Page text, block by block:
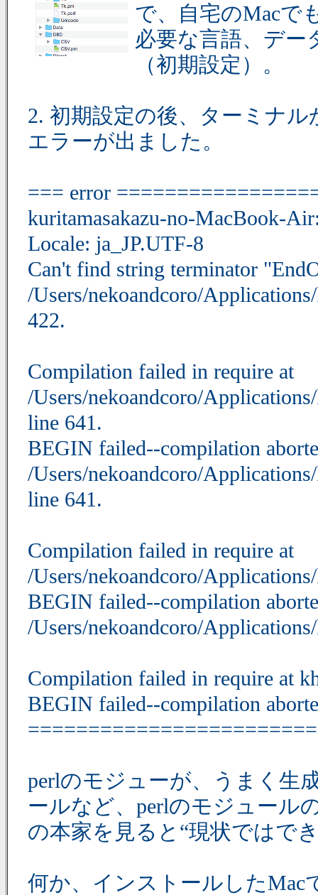
で、自宅のMacで
必要な言語、デー
（初期設定）。
2. 初期設定の後、ターミナル
エラーが出ました。
=== error
kuritamasakazu-no-MacBook-
Locale: ja_JP.UTF-8
Can't find string terminator
/Users/nekoandcoro/
422.
Compilation failed in require at
/Users/nekoandcoro/
line 641.
BEGIN failed--compilation
/Users/nekoandcoro/
line 641.
Compilation failed in require at
/Users/nekoandcoro/
BEGIN failed--compilation
/Users/nekoandcoro/
Compilation failed in require at
BEGIN failed--compilation
perlのモジューが、うまく生
ールなど、perlのモジュール
の本家を見ると“現状ではで
何か、インストールした